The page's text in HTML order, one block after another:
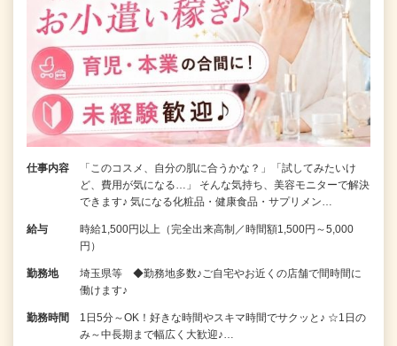
仕事内容
「このコスメ、自分の肌に合うかな？」「試してみたいけ
ど、費用が気になる…」 そんな気持ち、美容モニターで解決
できます♪ 気になる化粧品・健康食品・サプリメン…
給与
時給1,500円以上（完全出来高制／時間額1,500円～5,000
円）
勤務地
埼玉県等 ◆勤務地多数♪ご自宅やお近くの店舗で間時間に
働けます♪
勤務時間
1日5分～OK！好きな時間やスキマ時間でサクッと♪ ☆1日の
み～中長期まで幅広く大歓迎♪…